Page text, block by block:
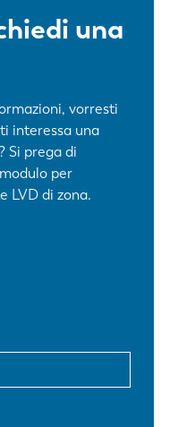
una
vorresti
interessa una
Si prega di
per
LVD di zona.